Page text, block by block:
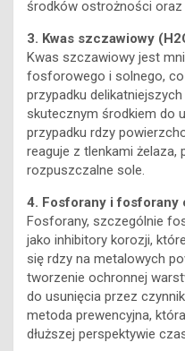
środków ostrożności oraz
3. Kwas szczawiowy
Kwas szczawiowy jest
fosforowego i solnego,
przypadku
skutecznym środkiem do
przypadku rdzy
reaguje z tlenkami żelaza,
rozpuszczalne sole.
4. Fosforany i fosforany
Fosforany, szczególnie
jako inhibitory korozji,
się rdzy na metalowych
tworzenie ochronnej
do usunięcia przez
metoda prewencyjna,
dłuższej perspektywie